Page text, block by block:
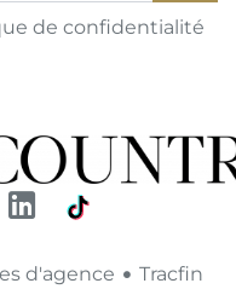
de confidentialité
d'agence
Tracfin